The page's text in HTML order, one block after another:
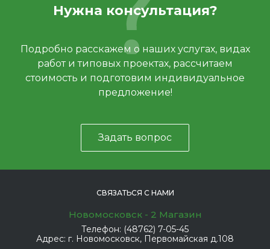
Нужна консультация?
Подробно расскажем о наших услугах, видах
работ и типовых проектах, рассчитаем
стоимость и подготовим индивидуальное
предложение!
Задать вопрос
СВЯЗАТЬСЯ С НАМИ
Новомосковск - 2 Магазин
Телефон: (48762) 7-05-45
Адрес: г. Новомосковск, Первомайская д.108